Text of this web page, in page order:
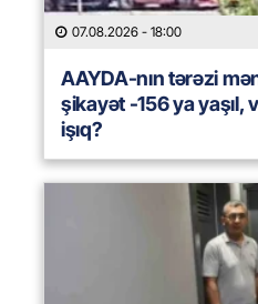
07.08.2026 - 18:00
AAYDA-nın tərəzi
şikayət -156 ya yaşıl,
işıq?